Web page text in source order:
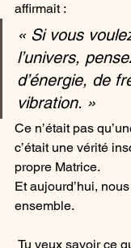
affirmait :
« Si vous
l’univers,
d’énergie, de
vibration. »
Ce n’était pas
c’était une vérité
propre Matrice.
Et aujourd’hui,
ensemble.